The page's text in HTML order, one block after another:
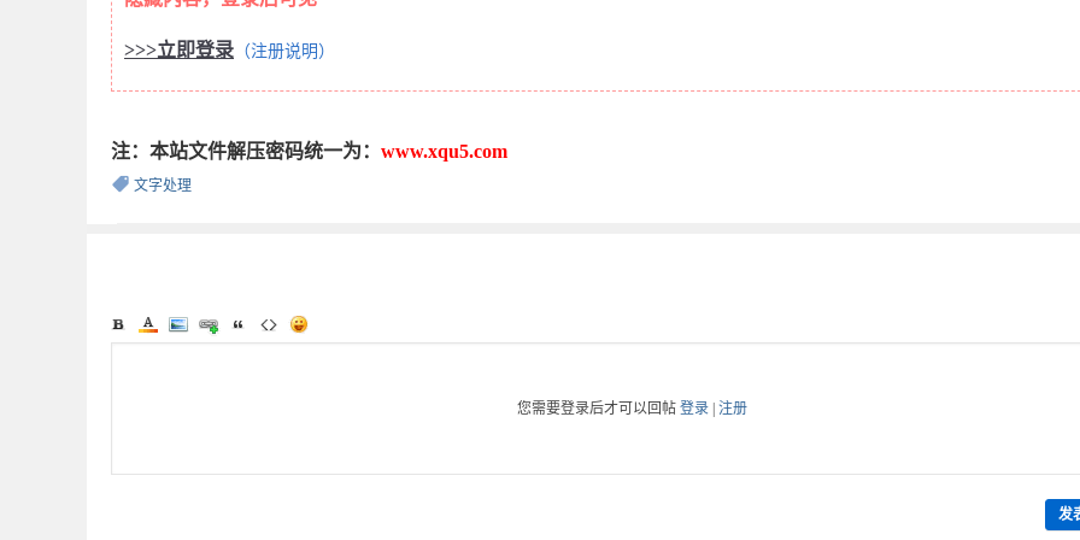
>>>立即登录 （注册说明）
注：本站文件解压密码统一为： www.xqu5.com
文字处理
您需要登录后才可以回帖 登录 注册
发